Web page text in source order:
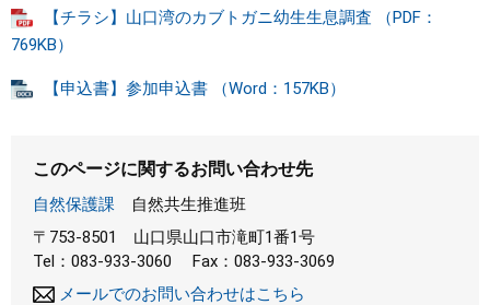
【チラシ】山口湾のカブトガニ幼生生息調査 （PDF：
769KB）
【申込書】参加申込書 （Word：157KB）
このページに関するお問い合わせ先
自然保護課
自然共生推進班
〒753-8501
山口県山口市滝町1番1号
Tel：083-933-3060
Fax：083-933-3069
メールでのお問い合わせはこちら